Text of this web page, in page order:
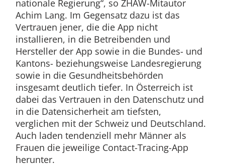
nationale Regierung“, so ZHAW-Mitautor
Achim Lang. Im Gegensatz dazu ist das
Vertrauen jener, die die App nicht
installieren, in die Betreibenden und
Hersteller der App sowie in die Bundes- und
Kantons- beziehungsweise Landesregierung
sowie in die Gesundheitsbehörden
insgesamt deutlich tiefer. In Österreich ist
dabei das Vertrauen in den Datenschutz und
in die Datensicherheit am tiefsten,
verglichen mit der Schweiz und Deutschland.
Auch laden tendenziell mehr Männer als
Frauen die jeweilige Contact-Tracing-App
herunter.